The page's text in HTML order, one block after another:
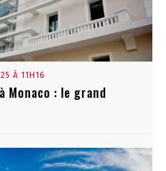
À 11H16
Monaco : le grand